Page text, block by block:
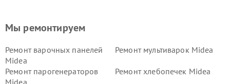
Мы ремонтируем
Ремонт варочных панелей
Midea
Ремонт мультиварок Midea
Ремонт парогенераторов
Midea
Ремонт хлебопечек Midea